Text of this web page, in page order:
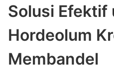
Solusi Efektif
Hordeolum
Membandel